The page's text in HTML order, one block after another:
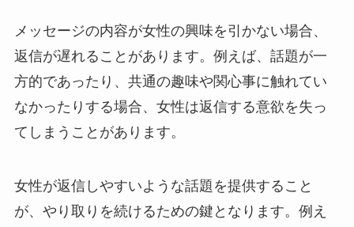
メッセージの内容が女性の興味を引かない場合、
返信が遅れることがあります。例えば、話題が一
方的であったり、共通の趣味や関心事に触れてい
なかったりする場合、女性は返信する意欲を失っ
てしまうことがあります。
女性が返信しやすいような話題を提供すること
が、やり取りを続けるための鍵となります。例え